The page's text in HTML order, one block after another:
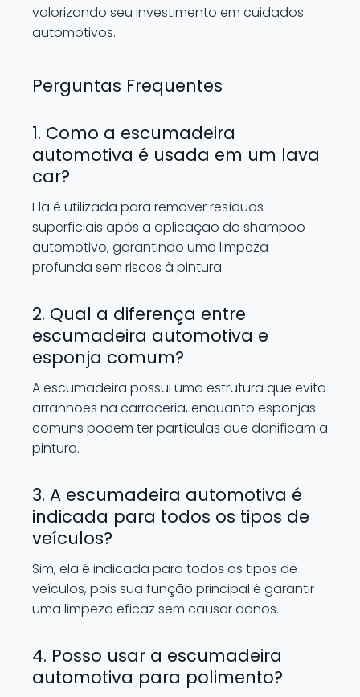
valorizando seu investimento em cuidados
automotivos.
Perguntas Frequentes
1. Como a escumadeira
automotiva é usada em um lava
car?
Ela é utilizada para remover resíduos
superficiais após a aplicação do shampoo
automotivo, garantindo uma limpeza
profunda sem riscos à pintura.
2. Qual a diferença entre
escumadeira automotiva e
esponja comum?
A escumadeira possui uma estrutura que evita
arranhões na carroceria, enquanto esponjas
comuns podem ter partículas que danificam a
pintura.
3. A escumadeira automotiva é
indicada para todos os tipos de
veículos?
Sim, ela é indicada para todos os tipos de
veículos, pois sua função principal é garantir
uma limpeza eficaz sem causar danos.
4. Posso usar a escumadeira
automotiva para polimento?